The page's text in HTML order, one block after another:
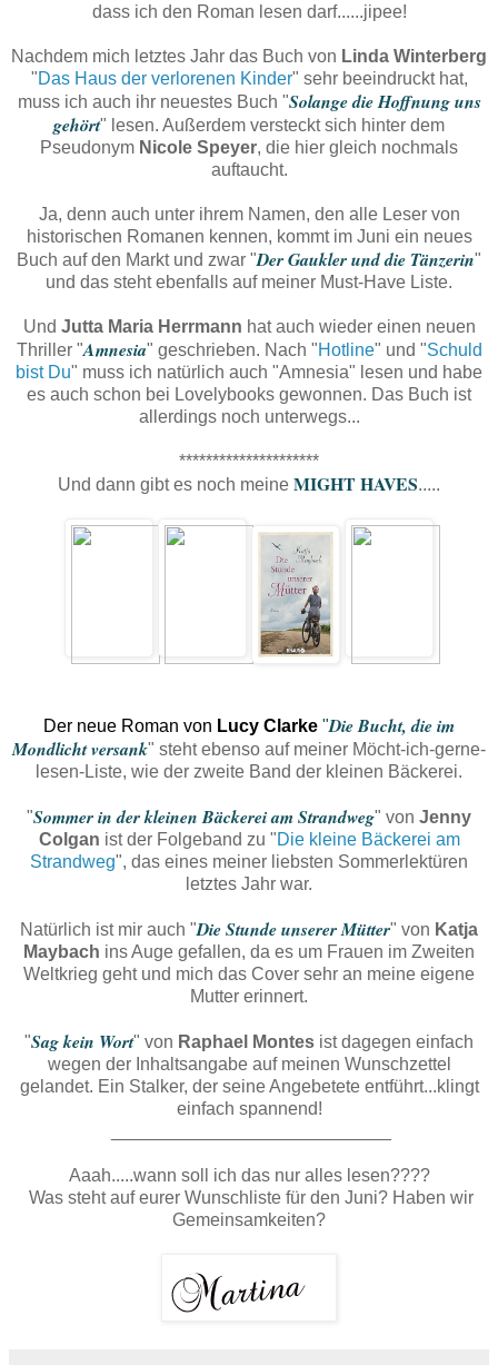
dass ich den Roman lesen darf......jipee!
Nachdem mich letztes Jahr das Buch von Linda Winterberg
"Das Haus der verlorenen Kinder" sehr beeindruckt hat,
muss ich auch ihr neuestes Buch "Solange die Hoffnung uns
gehört" lesen. Außerdem versteckt sich hinter dem
Pseudonym Nicole Speyer, die hier gleich nochmals
auftaucht.
Ja, denn auch unter ihrem Namen, den alle Leser von
historischen Romanen kennen, kommt im Juni ein neues
Buch auf den Markt und zwar "Der Gaukler und die Tänzerin"
und das steht ebenfalls auf meiner Must-Have Liste.
Und Jutta Maria Herrmann hat auch wieder einen neuen
Thriller "Amnesia" geschrieben. Nach "Hotline" und "Schuld
bist Du" muss ich natürlich auch "Amnesia" lesen und habe
es auch schon bei Lovelybooks gewonnen. Das Buch ist
allerdings noch unterwegs...
*********************
Und dann gibt es noch meine MIGHT HAVES.....
Der neue Roman von Lucy Clarke "Die Bucht, die im
Mondlicht versank" steht ebenso auf meiner Möcht-ich-gerne-
lesen-Liste, wie der zweite Band der kleinen Bäckerei.
"Sommer in der kleinen Bäckerei am Strandweg" von Jenny
Colgan ist der Folgeband zu "Die kleine Bäckerei am
Strandweg", das eines meiner liebsten Sommerlektüren
letztes Jahr war.
Natürlich ist mir auch "Die Stunde unserer Mütter" von Katja
Maybach ins Auge gefallen, da es um Frauen im Zweiten
Weltkrieg geht und mich das Cover sehr an meine eigene
Mutter erinnert.
"Sag kein Wort" von Raphael Montes ist dagegen einfach
wegen der Inhaltsangabe auf meinen Wunschzettel
gelandet. Ein Stalker, der seine Angebetete entführt...klingt
einfach spannend!
Aaah.....wann soll ich das nur alles lesen????
Was steht auf eurer Wunschliste für den Juni? Haben wir
Gemeinsamkeiten?